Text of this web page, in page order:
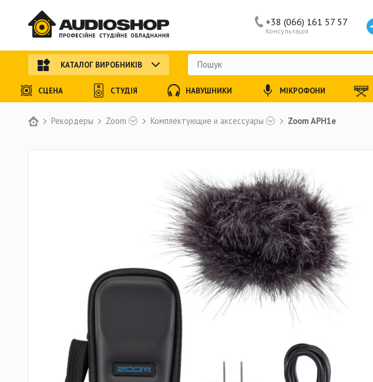
Рекордеры Zoom Комплектующие и аксессуары Zoom APH1e
Консультація
+38 (066) 161 57 57
КАТАЛОГ ВИРОБНИКІВ
СЦЕНА СТУДІЯ НАВУШНИКИ МІКРОФОНИ